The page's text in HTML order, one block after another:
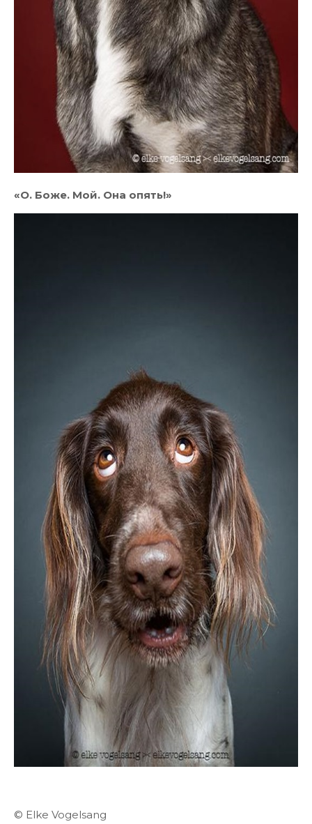
«О. Боже. Мой. Она опять!»
© Elke Vogelsang